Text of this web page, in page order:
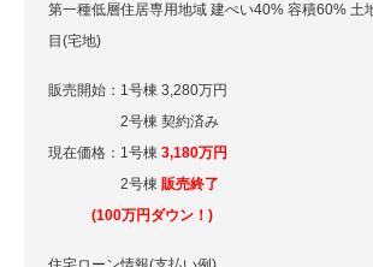
第一種低層住居専用地域 建ぺい40% 容積60% 土
目(宅地)
販売開始：1号棟 3,280万円
2号棟 契約済み
現在価格：1号棟 3,180万円
2号棟 販売終了
(100万円ダウン！)